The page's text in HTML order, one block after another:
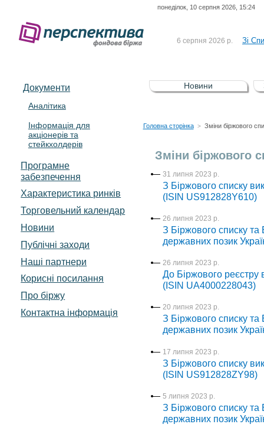
понеділок, 10 серпня 2026, 15:24
6 серпня 2026 р. Зі
5 серпня 2026 р.
Зі
UA4000232607)
4 серпня 2026 р.
До
Документи
Аналітика
Інформація для
акціонерів та
стейкхолдерів
Програмне
забезпечення
Характеристика pинків
Торговельний календар
Новини
Публічні заходи
Наші партнери
Корисні посилання
Про біржу
Контактна інформація
Новини
Головна сторінка > Зміни біржового
Зміни біржового
31 липня 2023 р.
З Біржового списку
(ISIN US912828Y610)
26 липня 2023 р.
З Біржового списку та
державних позик
26 липня 2023 р.
До Біржового реєстру
(ISIN UA4000228043)
20 липня 2023 р.
З Біржового списку та
державних позик
17 липня 2023 р.
З Біржового списку
(ISIN US912828ZY98)
5 липня 2023 р.
З Біржового списку та
державних позик